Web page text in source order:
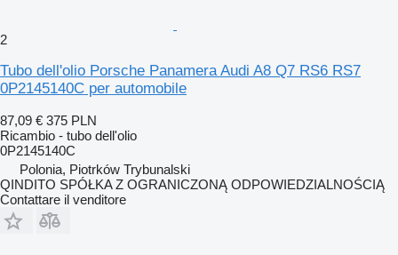
2
Tubo dell'olio Porsche Panamera Audi A8 Q7 RS6 RS7
0P2145140C per automobile
87,09 € 375 PLN
Ricambio - tubo dell'olio
0P2145140C
Polonia, Piotrków Trybunalski
QINDITO SPÓŁKA Z OGRANICZONĄ ODPOWIEDZIALNOŚCIĄ
Contattare il venditore